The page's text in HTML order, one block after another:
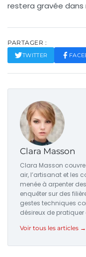
restera gravée dans
PARTAGER :
TWITTER
Clara Masson
Clara Masson
air, l’artisanat et les
menée à arpenter
enquêter sur des
gestes techniques
désireux de
Voir tous les articles →